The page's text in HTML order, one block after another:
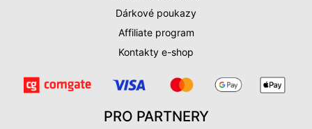
Dárkové poukazy
Affiliate program
Kontakty e-shop
PRO PARTNERY